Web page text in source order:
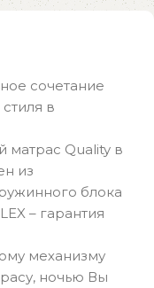
сочетание
в
матрас Quality в
из
блока
– гарантия
механизму
ночью Вы